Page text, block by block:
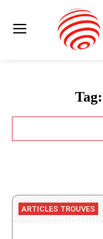
Tag:
ARTICLES TROUVES